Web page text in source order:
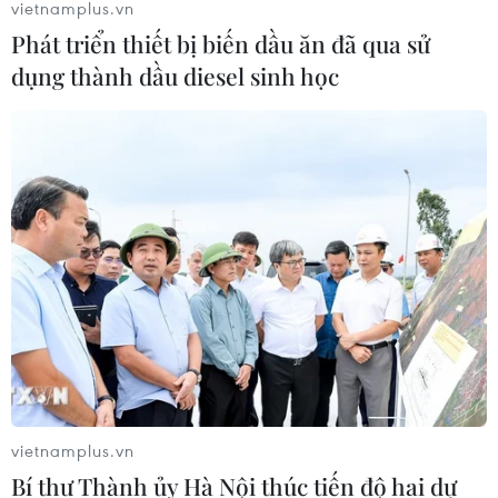
Cần Thơ thúc đẩy hợp tác du lịch với
đối tác Hàn Quốc
Hàn Quốc áp dụng ưu đãi thuế hỗ
trợ 6 ngành công nghiệp chiến lược
07/08/2026 10:21
Trung Quốc hoàn thành bản đồ địa
chất mới của toàn bộ Mặt Trăng
07/08/2026 08:52
vietnamplus.vn
Phát triển thiết bị biến dầu ăn đã qua sử
dụng thành dầu diesel sinh học
vietnamplus.vn
Bí thư Thành ủy Hà Nội thúc tiến độ hai dự